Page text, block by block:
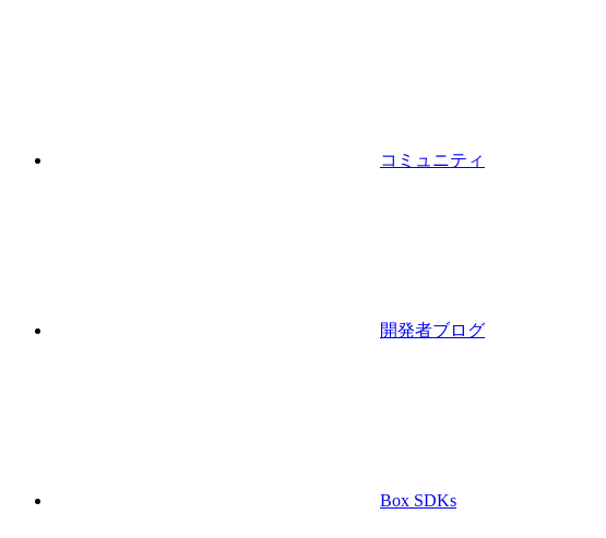
コミュニティ
開発者ブログ
Box SDKs